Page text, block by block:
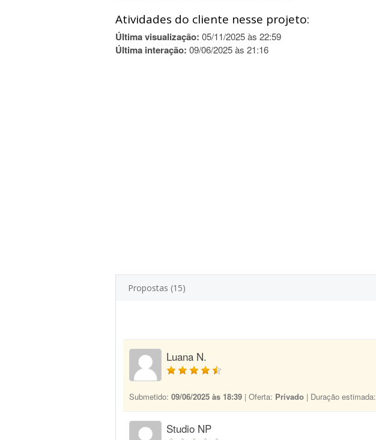
Atividades do cliente nesse projeto:
Última visualização: 05/11/2025 às 22:59
Última interação: 09/06/2025 às 21:16
Propostas (15)
Luana N.
Submetido: 09/06/2025 às 18:39 | Oferta: Privado | Duração estimada:
Studio NP